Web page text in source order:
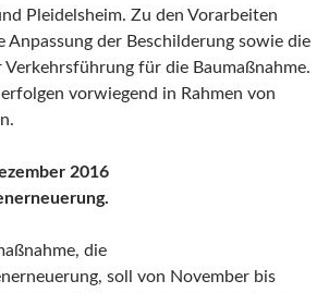
Pleidelsheim. Zu den Vorarbeiten
Anpassung der Beschilderung sowie die
Verkehrsführung für die Baumaßnahme.
vorwiegend in Rahmen von
2016
die
soll von November bis